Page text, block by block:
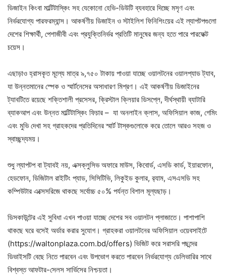
ডিজাইন কিংবা মাল্টিটাস্কিং সহ যেকোনো হেভি-ডিউটি ব্যবহারে দিচ্ছে মসৃণ এবং
নির্ভরযোগ্য পারফরম্যান্স। আকর্ষণীয় ডিজাইন ও স্টাইলিশ ফিনিশিংয়ের এই ল্যাপটপগুলো
দেশের শিক্ষার্থী, পেশাজীবী এবং প্রযুক্তিনির্ভর প্রতিটি মানুষের জন্য হতে পারে পারফেক্ট
চয়েস।
এছাড়াও হ্রাসকৃত মূল্যে মাত্র ৯,৭৫০ টাকায় পাওয়া যাচ্ছে ওয়ালটনের ওয়ালপ্যাড ট্যাব,
যা উন্নতমানের স্পেক ও স্মার্টনেসের অসাধারণ মিশ্রণ। এই আকর্ষণীয় ডিজাইনের
ট্যাবটিতে রয়েছে শক্তিশালী প্রসেসর, ক্রিস্টাল ক্লিয়ার ডিসপ্লে, দীর্ঘস্থায়ী ব্যাটারি
ব্যাকআপ এবং উন্নত মাল্টিটাস্কিং ফিচার – যা অনলাইন ক্লাস, অফিসিয়াল কাজ, গেমিং
এবং মুভি দেখা সহ গ্রাহকদের প্রতিদিনের স্মার্ট টাস্কগুলোকে করে তোলে আরও সহজ ও
স্বাচ্ছন্দ্যময়।
শুধু ল্যাপটপ বা ট্যাবই নয়, এক্সক্লুসিভ অফারে মাউস, কিবোর্ড, এসডি কার্ড, ইয়ারফোন,
হেডফোন, ডিজিটাল রাইটিং প্যাড, সিসিটিভি‌, লিকুইড কুলার, র‍্যাম, এসএসডি সহ
কম্পিউটার এক্সেসরিজে থাকছে সর্বোচ্চ ৫০% পর্যন্ত বিশাল মূল্যছাড়।
ডিসকাউন্টের এই সুবিধা এখন পাওয়া যাচ্ছে দেশের সব ওয়ালটন প্লাজাতে। পাশাপাশি
থাকছে ঘরে বসেই অর্ডার করার সুযোগ। গ্রাহকরা ওয়ালটনের অফিসিয়াল ওয়েবসাইটে
(https://waltonplaza.com.bd/offers) ভিজিট করে সরাসরি পছন্দের
ডিভাইসটি বেছে নিতে পারবেন এবং উপভোগ করতে পারবেন নির্ভরযোগ্য ডেলিভারির সাথে
বিশ্বস্ত আফটার-সেলস সার্ভিসের নিশ্চয়তা।